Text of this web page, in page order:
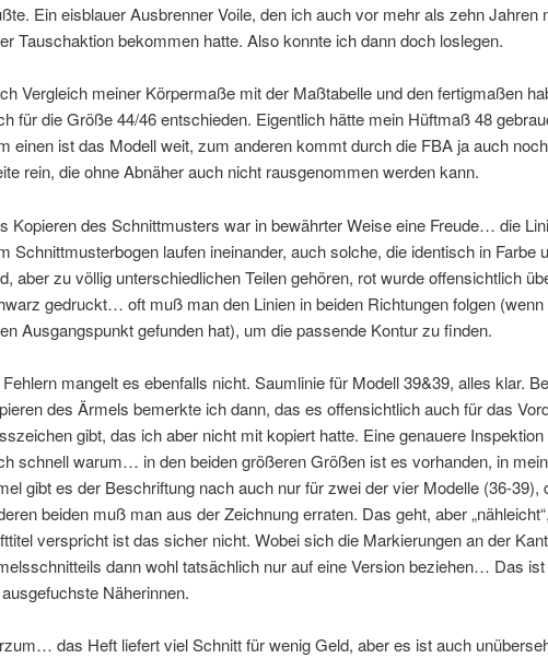
Ein eisblauer Ausbrenner Voile, den ich auch vor mehr als zehn Jahren
Tauschaktion bekommen hatte. Also konnte ich dann doch loslegen.
Vergleich meiner Körpermaße mit der Maßtabelle und den fertigmaßen
für die Größe 44/46 entschieden. Eigentlich hätte mein Hüftmaß 48
einen ist das Modell weit, zum anderen kommt durch die FBA ja auch
rein, die ohne Abnäher auch nicht rausgenommen werden kann.
Kopieren des Schnittmusters war in bewährter Weise eine Freude… die
Schnittmusterbogen laufen ineinander, auch solche, die identisch in Farbe
aber zu völlig unterschiedlichen Teilen gehören, rot wurde offensichtlich
gedruckt… oft muß man den Linien in beiden Richtungen folgen
Ausgangspunkt gefunden hat), um die passende Kontur zu finden.
mangelt es ebenfalls nicht. Saumlinie für Modell 39&39, alles klar.
des Ärmels bemerkte ich dann, das es offensichtlich auch für das
gibt, das ich aber nicht mit kopiert hatte. Eine genauere
schnell warum… in den beiden größeren Größen ist es vorhanden, in
gibt es der Beschriftung nach auch nur für zwei der vier Modelle (36-39),
beiden muß man aus der Zeichnung erraten. Das geht, aber
verspricht ist das sicher nicht. Wobei sich die Markierungen an der
dann wohl tatsächlich nur auf eine Version beziehen… Das
Näherinnen.
das Heft liefert viel Schnitt für wenig Geld, aber es ist auch